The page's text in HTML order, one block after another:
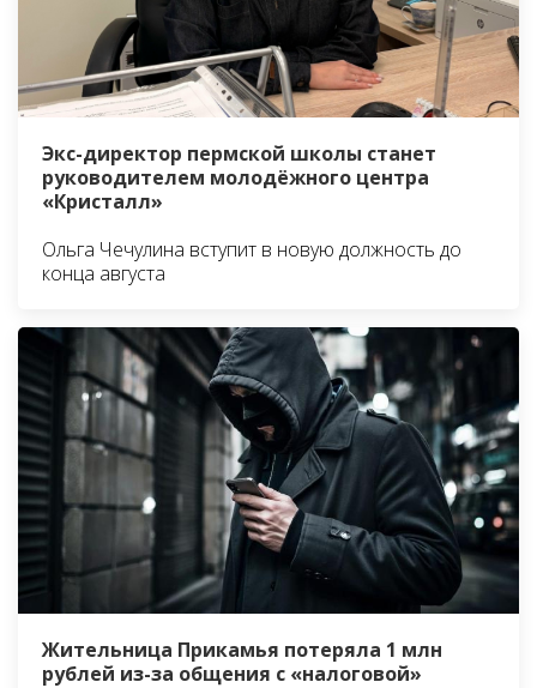
Экс-директор пермской школы станет
руководителем молодёжного центра
«Кристалл»
Ольга Чечулина вступит в новую должность до
конца августа
Жительница Прикамья потеряла 1 млн
рублей из-за общения с «налоговой»